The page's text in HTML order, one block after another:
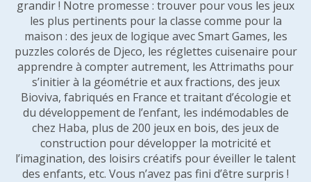
grandir ! Notre promesse : trouver pour vous les jeux
les plus pertinents pour la classe comme pour la
maison : des jeux de logique avec Smart Games, les
puzzles colorés de Djeco, les réglettes cuisenaire pour
apprendre à compter autrement, les Attrimaths pour
s’initier à la géométrie et aux fractions, des jeux
Bioviva, fabriqués en France et traitant d’écologie et
du développement de l’enfant, les indémodables de
chez Haba, plus de 200 jeux en bois, des jeux de
construction pour développer la motricité et
l’imagination, des loisirs créatifs pour éveiller le talent
des enfants, etc. Vous n’avez pas fini d’être surpris !